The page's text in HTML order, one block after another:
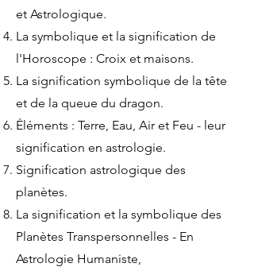
et Astrologique.
La symbolique et la signification de
l'Horoscope : Croix et maisons.
La signification symbolique de la tête
et de la queue du dragon.
Éléments : Terre, Eau, Air et Feu - leur
signification en astrologie.
Signification astrologique des
planètes.
La signification et la symbolique des
Planètes Transpersonnelles - En
Astrologie Humaniste,